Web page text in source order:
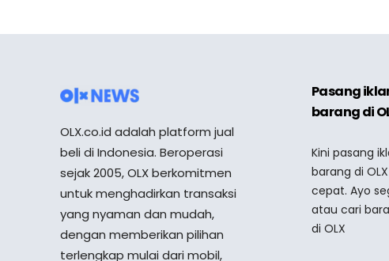
OLX.co.id adalah platform jual
beli di Indonesia. Beroperasi
sejak 2005, OLX berkomitmen
untuk menghadirkan transaksi
yang nyaman dan mudah,
dengan memberikan pilihan
terlengkap mulai dari mobil,
Pasang
barang di
Kini pasang
barang di
cepat. Ayo
atau cari
di OLX